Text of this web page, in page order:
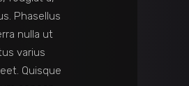
Phasellus
nulla ut
varius
Quisque